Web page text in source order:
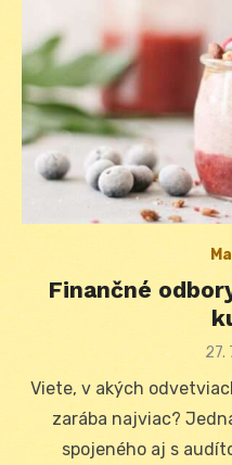
Finančné
27.
Viete, v akých
zarába najviac?
spojeného aj s